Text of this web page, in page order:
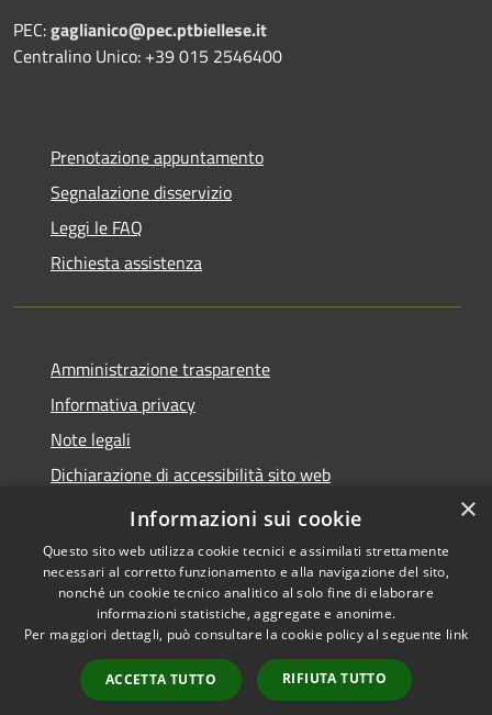
PEC:gaglianico@pec.ptbiellese.it
Centralino Unico: +39 015 2546400
Prenotazione appuntamento
Segnalazione disservizio
Leggi le FAQ
Richiesta assistenza
Amministrazione trasparente
Informativa privacy
Note legali
Dichiarazione di accessibilità sito web
WhistleblowingPA
Accessibilità
Copyright © 2026 • Comune di
Gaglianico • Powered by
Municipium•
Accesso
redazione
×
Informazioni sui cookie
Questo sito web utilizza cookie tecnici e assimilati strettamente
necessari al corretto funzionamento e alla navigazione del sito,
nonché un cookie tecnico analitico al solo fine di elaborare
informazioni statistiche, aggregate e anonime.
Per maggiori dettagli, può consultare la cookie policy al seguente link
ACCETTA TUTTO RIFIUTA TUTTO